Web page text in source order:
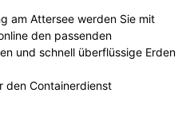
am Attersee werden Sie mit
den passenden
und schnell überflüssige Erden
den Containerdienst